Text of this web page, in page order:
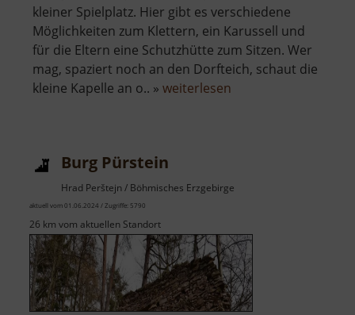
kleiner Spielplatz. Hier gibt es verschiedene
Möglichkeiten zum Klettern, ein Karussell und
für die Eltern eine Schutzhütte zum Sitzen. Wer
mag, spaziert noch an den Dorfteich, schaut die
kleine Kapelle an o.. » weiterlesen
Burg Pürstein
Hrad Perštejn / Böhmisches Erzgebirge
aktuell vom 01.06.2024 / Zugriffe: 5790
26 km vom aktuellen Standort